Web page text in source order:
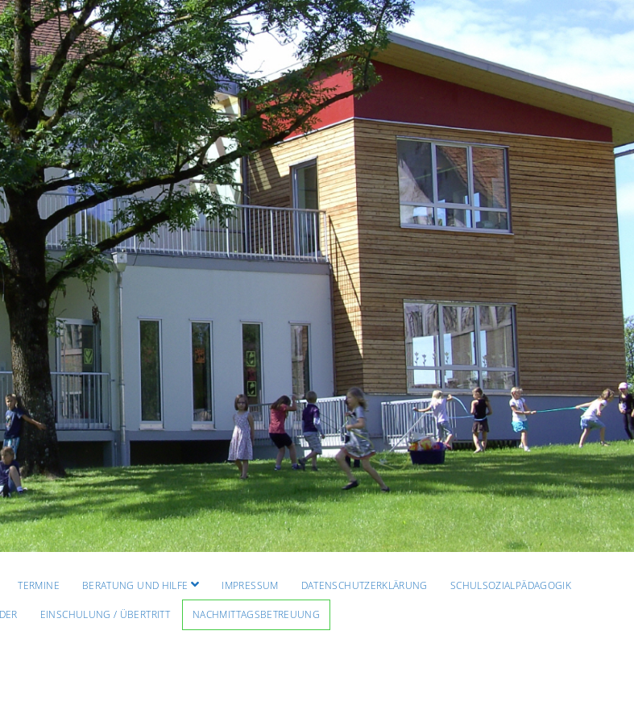
TERMINE BERATUNG UND HILFE Menü
öffnen
IMPRESSUM DATENSCHUTZERKLÄRUNG SCHULSOZIALPÄDAGOGIK
EINSCHULUNG / ÜBERTRITT NACHMITTAGSBETREUUNG